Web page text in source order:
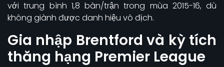
với trung bình 1,8 bàn/trận trong mùa 2015-16, dù
không giành được danh hiệu vô địch.
Gia nhập Brentford và kỳ tích
thăng hạng Premier League